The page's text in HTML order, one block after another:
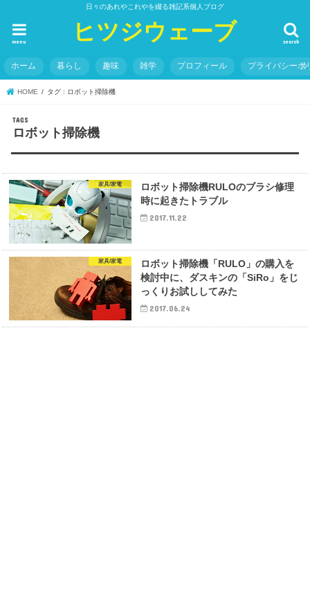
日々のあれやこれやを綴る雑記系個人ブログ
ヒツジウェーブ search
menu
ホーム 暮らし 趣味 雑学 プロフィール プライバシーポ
HOME タグ : ロボット掃除機
ロボット掃除機
家具/家電
ロボット掃除機RULOのブラシ修理
時に起きたトラブル
2017.11.22
家具/家電
ロボット掃除機「RULO」の購入を
検討中に、ダスキンの「SiRo」をじ
っくりお試ししてみた
2017.06.24